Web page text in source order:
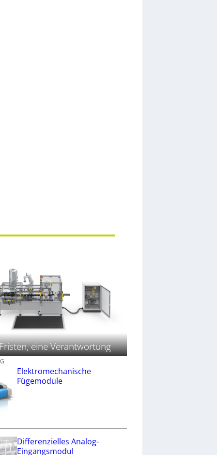
eine Verantwortung
Elektromechanische
Fügemodule
Differenzielles Analog-
Eingangsmodul